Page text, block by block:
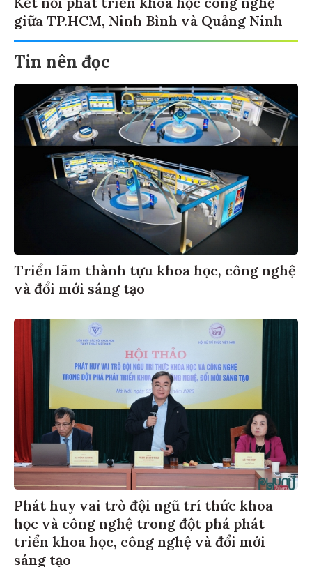
giữa TP.HCM, Ninh Bình và Quảng Ninh
Tin nên đọc
Triển lãm thành tựu khoa học, công nghệ
và đổi mới sáng tạo
Phát huy vai trò đội ngũ trí thức khoa
học và công nghệ trong đột phá phát
triển khoa học, công nghệ và đổi mới
sáng tạo